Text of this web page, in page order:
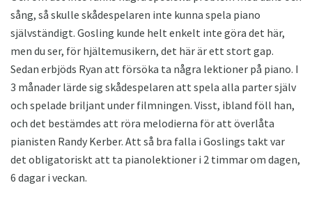
sång, så skulle skådespelaren inte kunna spela piano
självständigt. Gosling kunde helt enkelt inte göra det här,
men du ser, för hjältemusikern, det här är ett stort gap.
Sedan erbjöds Ryan att försöka ta några lektioner på piano. I
3 månader lärde sig skådespelaren att spela alla parter själv
och spelade briljant under filmningen. Visst, ibland föll han,
och det bestämdes att röra melodierna för att överlåta
pianisten Randy Kerber. Att så bra falla i Goslings takt var
det obligatoriskt att ta pianolektioner i 2 timmar om dagen,
6 dagar i veckan.